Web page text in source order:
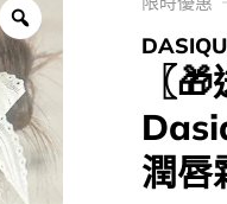
〖
潤唇